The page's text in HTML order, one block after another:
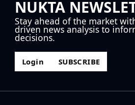
NUKTA
Stay ahead of the market
driven news analysis to
decisions.
Login SUBSCRIBE